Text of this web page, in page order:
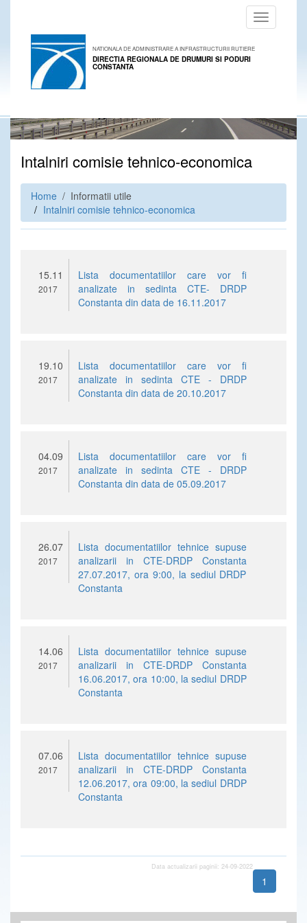
Toggle
navigation
NATIONALA DE ADMINISTRARE A INFRASTRUCTURII RUTIERE
DIRECTIA REGIONALA DE DRUMURI SI PODURI
CONSTANTA
Intalniri comisie tehnico-economica
Home / Informatii utile
Intalniri comisie tehnico-economica
15.11
2017
Lista documentatiilor care vor fi
analizate in sedinta CTE- DRDP
Constanta din data de 16.11.2017
19.10
2017
Lista documentatiilor care vor fi
analizate in sedinta CTE - DRDP
Constanta din data de 20.10.2017
04.09
2017
Lista documentatiilor care vor fi
analizate in sedinta CTE - DRDP
Constanta din data de 05.09.2017
26.07
2017
Lista documentatiilor tehnice supuse
analizarii in CTE-DRDP Constanta
27.07.2017, ora 9:00, la sediul DRDP
Constanta
14.06
2017
Lista documentatiilor tehnice supuse
analizarii in CTE-DRDP Constanta
16.06.2017, ora 10:00, la sediul DRDP
Constanta
07.06
2017
Lista documentatiilor tehnice supuse
analizarii in CTE-DRDP Constanta
12.06.2017, ora 09:00, la sediul DRDP
Constanta
1
Data actualizarii paginii: 24-09-2022